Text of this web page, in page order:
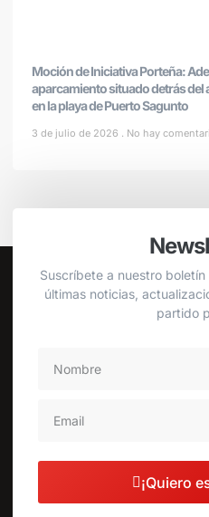
Moción de Iniciativa Porteña:
aparcamiento situado detrás del
en la playa de Puerto Sagunto
3 de julio de 2026 No hay
Suscríbete a nuestro
últimas noticias,
partido
¡Quiero